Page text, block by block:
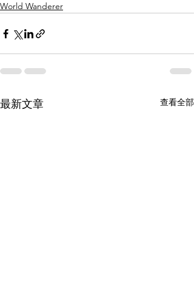
World Wanderer
最新文章 查看全部